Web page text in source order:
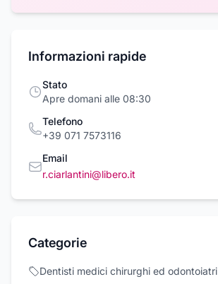
Informazioni rapide
Stato
Apre domani alle 08:30
Telefono
+39 071 7573116
Email
r.ciarlantini@libero.it
Categorie
Dentisti medici chirurghi ed odontoiatri